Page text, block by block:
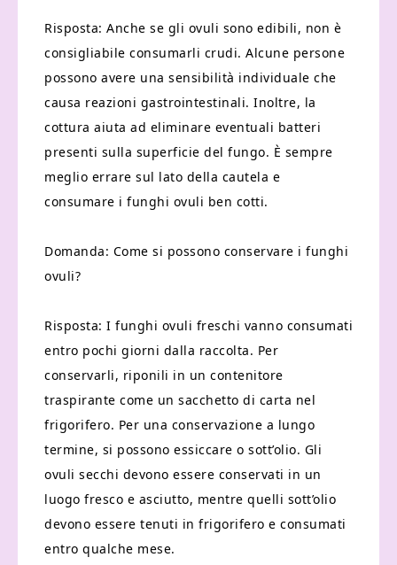
Risposta: Anche se gli ovuli sono edibili, non è
consigliabile consumarli crudi. Alcune persone
possono avere una sensibilità individuale che
causa reazioni gastrointestinali. Inoltre, la
cottura aiuta ad eliminare eventuali batteri
presenti sulla superficie del fungo. È sempre
meglio errare sul lato della cautela e
consumare i funghi ovuli ben cotti.
Domanda: Come si possono conservare i funghi
ovuli?
Risposta: I funghi ovuli freschi vanno consumati
entro pochi giorni dalla raccolta. Per
conservarli, riponili in un contenitore
traspirante come un sacchetto di carta nel
frigorifero. Per una conservazione a lungo
termine, si possono essiccare o sott’olio. Gli
ovuli secchi devono essere conservati in un
luogo fresco e asciutto, mentre quelli sott’olio
devono essere tenuti in frigorifero e consumati
entro qualche mese.